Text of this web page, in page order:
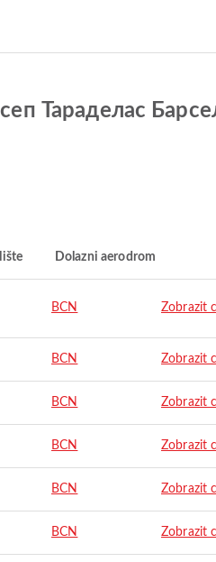
Тараделас
Dolazni aerodrom
BCN Zobrazit
BCN Zobrazit
BCN Zobrazit
BCN Zobrazit
BCN Zobrazit
BCN Zobrazit